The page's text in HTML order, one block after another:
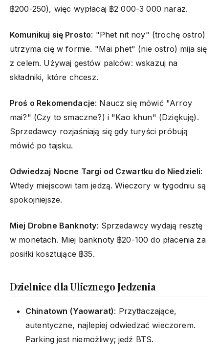
฿200-250), więc wypłacaj ฿2 000-3 000 naraz.
Komunikuj się Prosto: "Phet nit noy" (trochę ostro)
utrzyma cię w formie. "Mai phet" (nie ostro) mija się
z celem. Używaj gestów palców: wskazuj na
składniki, które chcesz.
Proś o Rekomendacje: Naucz się mówić "Arroy
mai?" (Czy to smaczne?) i "Kao khun" (Dziękuję).
Sprzedawcy rozjaśniają się gdy turyści próbują
mówić po tajsku.
Odwiedzaj Nocne Targi od Czwartku do Niedzieli:
Wtedy miejscowi tam jedzą. Wieczory w tygodniu są
spokojniejsze.
Miej Drobne Banknoty: Sprzedawcy wydają resztę
w monetach. Miej banknoty ฿20-100 do płacenia za
posiłki kosztujące ฿35.
Dzielnice dla Ulicznego Jedzenia
Chinatown (Yaowarat): Przytłaczające,
autentyczne, najlepiej odwiedzać wieczorem.
Parking jest niemożliwy; jedź BTS.